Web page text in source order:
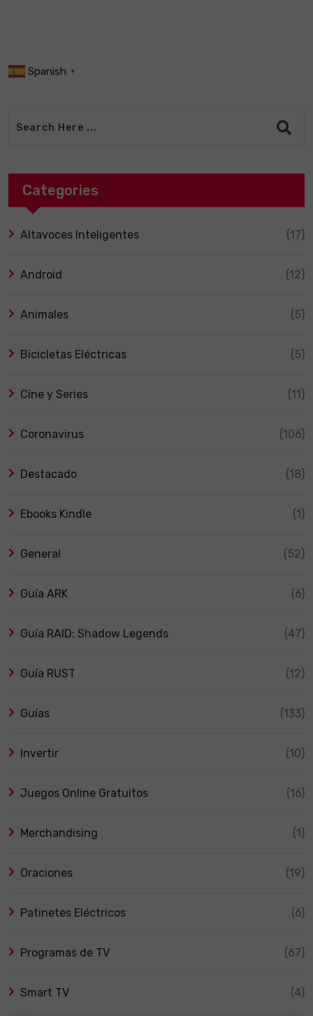
Spanish ▼
Categories
Altavoces Inteligentes (17)
Android (12)
Animales (5)
Bicicletas Eléctricas (5)
Cine y Series (11)
Coronavirus (106)
Destacado (18)
Ebooks Kindle (1)
General (52)
Guía ARK (6)
Guía RAID: Shadow Legends (47)
Guía RUST (12)
Guías (133)
Invertir (10)
Juegos Online Gratuitos (16)
Merchandising (1)
Oraciones (19)
Patinetes Eléctricos (6)
Programas de TV (67)
Smart TV (4)